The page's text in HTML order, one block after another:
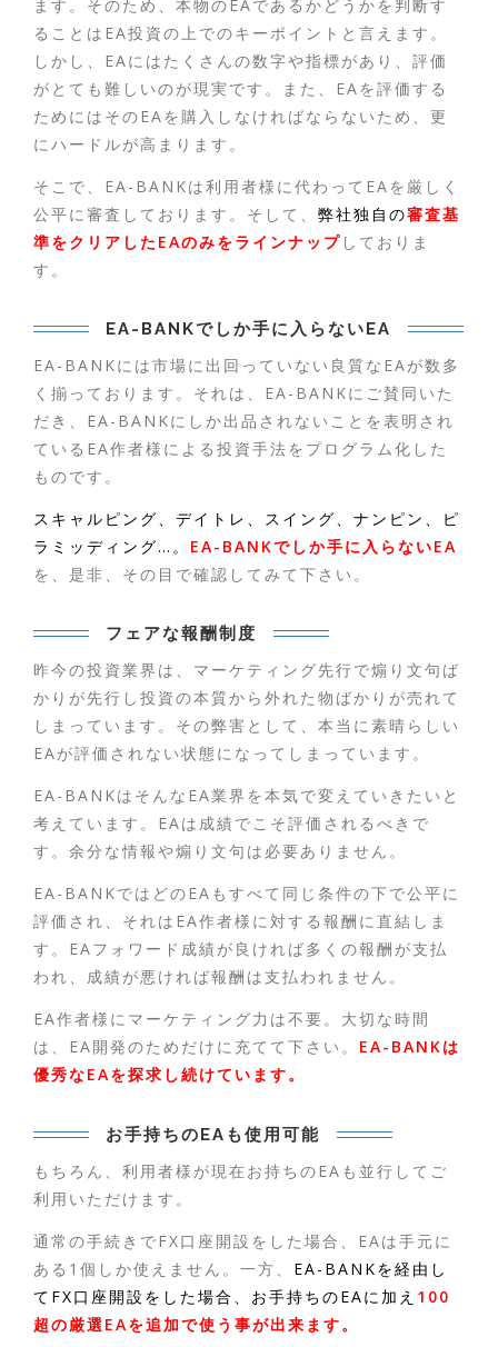
ます。そのため、本物のEAであるかどうかを判断す
ることはEA投資の上でのキーポイントと言えます。
しかし、EAにはたくさんの数字や指標があり、評価
がとても難しいのが現実です。また、EAを評価する
ためにはそのEAを購入しなければならないため、更
にハードルが高まります。
そこで、EA-BANKは利用者様に代わってEAを厳しく
公平に審査しております。そして、 弊社独自の審査基
準をクリアしたEAのみをラインナップ しておりま
す。
EA-BANKでしか手に入らないEA
EA-BANKには市場に出回っていない良質なEAが数多
く揃っております。それは、EA-BANKにご賛同いた
だき、EA-BANKにしか出品されないことを表明され
ているEA作者様による投資手法をプログラム化した
ものです。
スキャルピング、デイトレ、スイング、ナンピン、ピ
ラミッディング…。 EA-BANKでしか手に入らないEA
を、是非、その目で確認してみて下さい。
フェアな報酬制度
昨今の投資業界は、マーケティング先行で煽り文句ば
かりが先行し投資の本質から外れた物ばかりが売れて
しまっています。その弊害として、本当に素晴らしい
EAが評価されない状態になってしまっています。
EA-BANKはそんなEA業界を本気で変えていきたいと
考えています。EAは成績でこそ評価されるべきで
す。余分な情報や煽り文句は必要ありません。
EA-BANKではどのEAもすべて同じ条件の下で公平に
評価され、それはEA作者様に対する報酬に直結しま
す。EAフォワード成績が良ければ多くの報酬が支払
われ、成績が悪ければ報酬は支払われません。
EA作者様にマーケティング力は不要。大切な時間
は、EA開発のためだけに充てて下さい。 EA-BANKは
優秀なEAを探求し続けています。
お手持ちのEAも使用可能
もちろん、利用者様が現在お持ちのEAも並行してご
利用いただけます。
通常の手続きでFX口座開設をした場合、EAは手元に
ある1個しか使えません。一方、 EA-BANKを経由し
てFX口座開設をした場合、お手持ちのEAに加え 100
超の厳選EAを追加で使う事が出来ます。